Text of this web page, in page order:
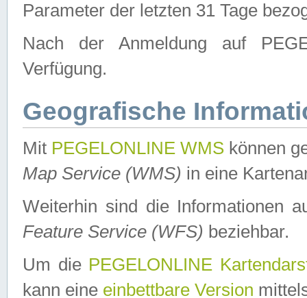
Parameter der letzten 31 Tage
Nach der Anmeldung auf
Verfügung.
Geografische
Mit PEGELONLINE WMS können
Map Service (WMS) in eine
Weiterhin sind die Informationen
Feature Service (WFS) beziehbar.
Um die PEGELONLINE
kann eine einbettbare Version